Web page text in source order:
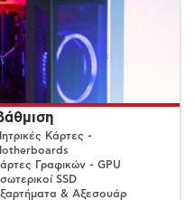
Κάρτες -
Γραφικών - GPU
SSD
& Αξεσουάρ